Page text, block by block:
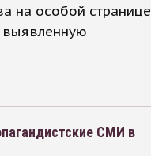
на особой странице
выявленную
СМИ в